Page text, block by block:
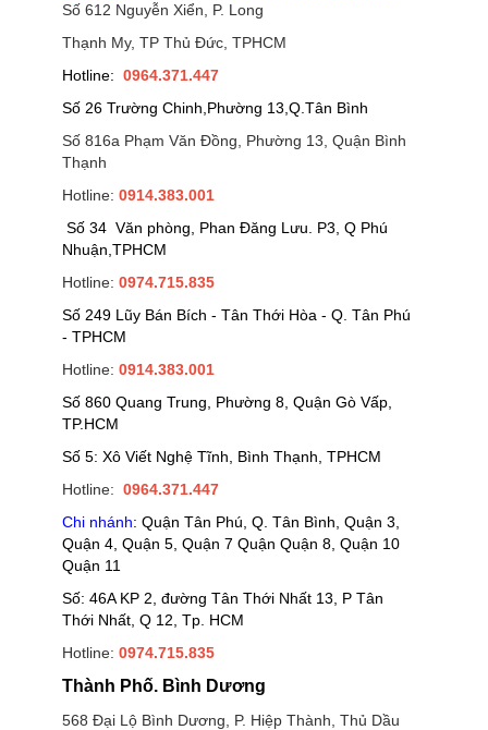
Số 612 Nguyễn Xiển, P. Long
Thạnh My, TP Thủ Đức, TPHCM
Hotline: 0964.371.447
Số 26 Trường Chinh,Phường 13,Q.Tân Bình
Số 816a Phạm Văn Đồng, Phường 13, Quận Bình
Thạnh
Hotline: 0914.383.001
Số 34 Văn phòng, Phan Đăng Lưu. P3, Q Phú
Nhuận,TPHCM
Hotline: 0974.715.835
Số 249 Lũy Bán Bích - Tân Thới Hòa - Q. Tân Phú
- TPHCM
Hotline: 0914.383.001
Số 860 Quang Trung, Phường 8, Quận Gò Vấp,
TP.HCM
Số 5: Xô Viết Nghệ Tĩnh, Bình Thạnh, TPHCM
Hotline: 0964.371.447
Chi nhánh: Quận Tân Phú, Q. Tân Bình, Quận 3,
Quận 4, Quận 5, Quận 7 Quận Quận 8, Quận 10
Quận 11
Số: 46A KP 2, đường Tân Thới Nhất 13, P Tân
Thới Nhất, Q 12, Tp. HCM
Hotline: 0974.715.835
Thành Phố. Bình Dương
568 Đại Lộ Bình Dương, P. Hiệp Thành, Thủ Dầu